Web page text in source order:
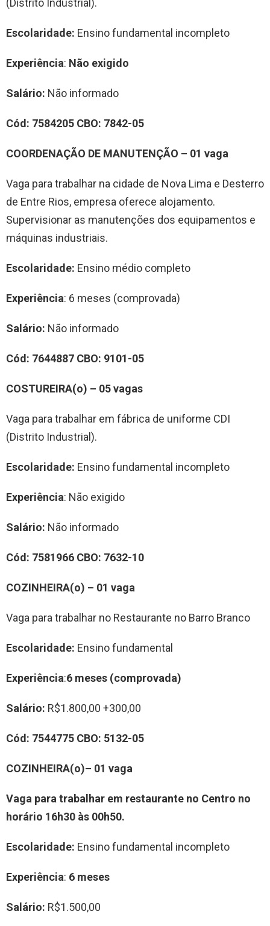
(Distrito Industrial).
Escolaridade: Ensino fundamental incompleto
Experiência: Não exigido
Salário: Não informado
Cód: 7584205 CBO: 7842-05
COORDENAÇÃO DE MANUTENÇÃO – 01 vaga
Vaga para trabalhar na cidade de Nova Lima e Desterro
de Entre Rios, empresa oferece alojamento.
Supervisionar as manutenções dos equipamentos e
máquinas industriais.
Escolaridade: Ensino médio completo
Experiência: 6 meses (comprovada)
Salário: Não informado
Cód: 7644887 CBO: 9101-05
COSTUREIRA(o) – 05vagas
Vaga para trabalhar em fábrica de uniforme CDI
(Distrito Industrial).
Escolaridade: Ensino fundamental incompleto
Experiência: Não exigido
Salário: Não informado
Cód: 7581966 CBO: 7632-10
COZINHEIRA(o) – 01 vaga
Vaga para trabalhar no Restaurante no Barro Branco
Escolaridade: Ensino fundamental
Experiência:6 meses (comprovada)
Salário: R$1.800,00 +300,00
Cód: 7544775 CBO: 5132-05
COZINHEIRA(o)– 01 vaga
Vaga para trabalhar em restaurante no Centro no
horário 16h30 às 00h50.
Escolaridade: Ensino fundamental incompleto
Experiência: 6 meses
Salário: R$1.500,00